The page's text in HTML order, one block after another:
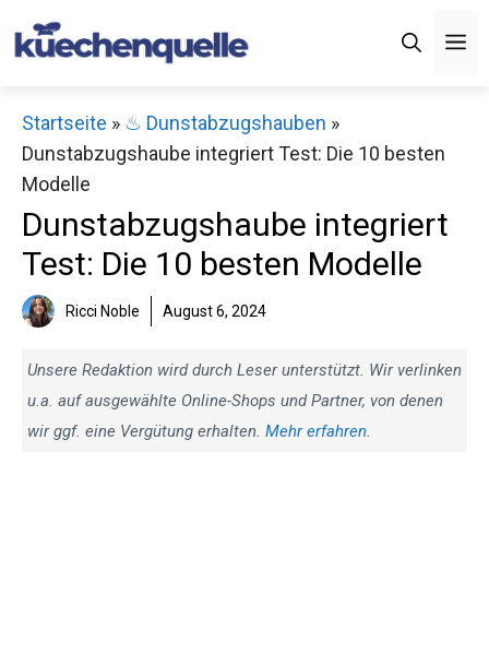
Inhalt
Startseite » ♨ Dunstabzugshauben »
Dunstabzugshaube integriert Test: Die 10 besten
Modelle
Dunstabzugshaube integriert
Test: Die 10 besten Modelle
Ricci Noble August 6, 2024
Unsere Redaktion wird durch Leser unterstützt. Wir verlinken
u.a. auf ausgewählte Online-Shops und Partner, von denen
wir ggf. eine Vergütung erhalten. Mehr erfahren.